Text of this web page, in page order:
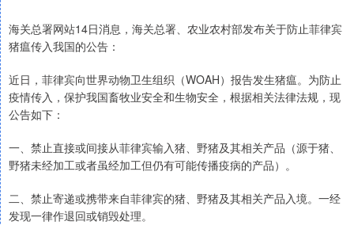
海关总署网站14日消息，海关总署、农业农村部发布关于防止菲律宾
猪瘟传入我国的公告：
近日，菲律宾向世界动物卫生组织（WOAH）报告发生猪瘟。为防止
疫情传入，保护我国畜牧业安全和生物安全，根据相关法律法规，现
公告如下：
一、禁止直接或间接从菲律宾输入猪、野猪及其相关产品（源于猪、
野猪未经加工或者虽经加工但仍有可能传播疫病的产品）。
二、禁止寄递或携带来自菲律宾的猪、野猪及其相关产品入境。一经
发现一律作退回或销毁处理。